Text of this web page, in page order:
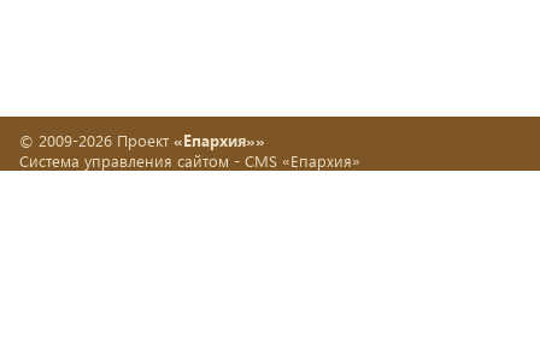
© 2009-2026 Проект «Епархия»»
Система управления сайтом - CMS «Епархия»